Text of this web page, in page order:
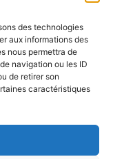
des technologies
aux informations des
nous permettra de
navigation ou les ID
de retirer son
caractéristiques